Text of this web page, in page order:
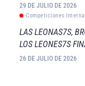
29 DE JULIO DE 2026
Competiciones
LAS LEONAS7S,
LOS LEONES7S
26 DE JULIO DE 2026